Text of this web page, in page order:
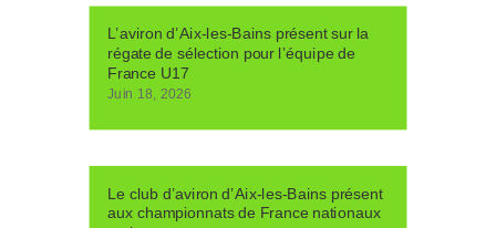
L’aviron d’Aix-les-Bains présent sur la
régate de sélection pour l’équipe de
France U17
Juin 18, 2026
Le club d’aviron d’Aix-les-Bains présent
aux championnats de France nationaux